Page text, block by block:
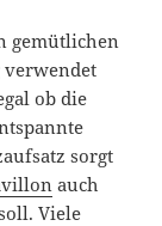
gemütlichen
verwendet
ob die
sorgt
auch
Viele